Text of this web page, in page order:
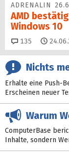
ADRENALIN
AMD
Windows 10
135
Nichts
Erhalte eine Push-
Erscheinen neuer
Warum
ComputerBase
Inhalte, sondern